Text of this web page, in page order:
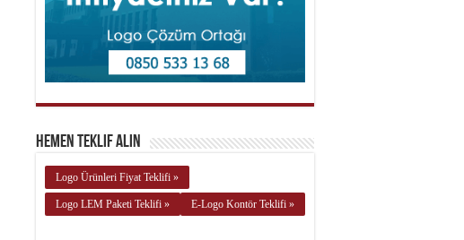
Hemen Teklif Alın
Logo Ürünleri Fiyat Teklifi »
Logo LEM Paketi Teklifi » E-Logo Kontör Teklifi »